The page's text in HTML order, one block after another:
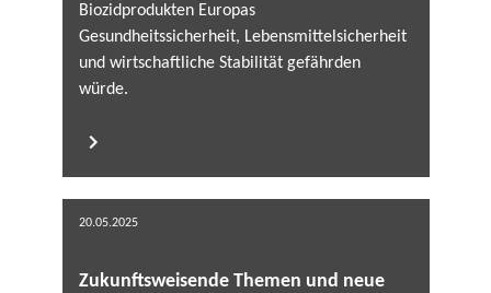
Biozidprodukten Europas
Gesundheitssicherheit, Lebensmittelsicherheit
und wirtschaftliche Stabilität gefährden
würde.
20.05.2025
Zukunftsweisende Themen und neue